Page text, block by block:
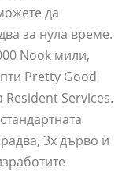
да
за нула време.
Nook мили,
Pretty Good
Resident Services.
3x дърво и